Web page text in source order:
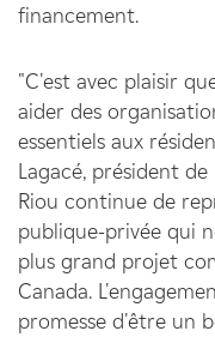
financement.
"C'est avec plaisir
aider des
essentiels aux
Lagacé, président de
Riou continue de
publique-privée qui
plus grand projet
Canada.
promesse d'être un